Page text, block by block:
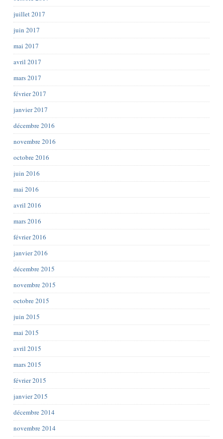
juillet 2017
juin 2017
mai 2017
avril 2017
mars 2017
février 2017
janvier 2017
décembre 2016
novembre 2016
octobre 2016
juin 2016
mai 2016
avril 2016
mars 2016
février 2016
janvier 2016
décembre 2015
novembre 2015
octobre 2015
juin 2015
mai 2015
avril 2015
mars 2015
février 2015
janvier 2015
décembre 2014
novembre 2014